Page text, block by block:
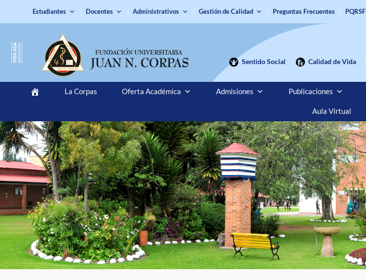
Estudiantes Docentes Administrativos Gestión de Calidad Preguntas Frecuentes PQRSF
Sentido Social Calidad de Vida
La Corpas Oferta Académica Admisiones Publicaciones
Aula Virtual